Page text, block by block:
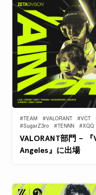
#TEAM #VALORANT #VCT
#SugarZ3ro
#TENNN #XQQ
VALORANT部門 –
Angeles』に出場